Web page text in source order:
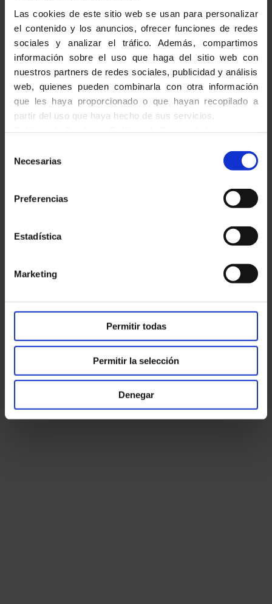
Las cookies de este sitio web se usan para personalizar
el contenido y los anuncios, ofrecer funciones de redes
sociales y analizar el tráfico. Además, compartimos
información sobre el uso que haga del sitio web con
nuestros partners de redes sociales, publicidad y análisis
web, quienes pueden combinarla con otra información
que les haya proporcionado o que hayan recopilado a
partir del uso que haya hecho de sus servicios.
Necesarias
Preferencias
Estadística
Marketing
Permitir todas
Permitir la selección
Denegar
Podrá
ejercer sus derechos en
materia de protección de
datos, en los términos
establecidos por la
normativa, a la siguiente
dirección:rgpd@lfval.net
Mas información sobre el